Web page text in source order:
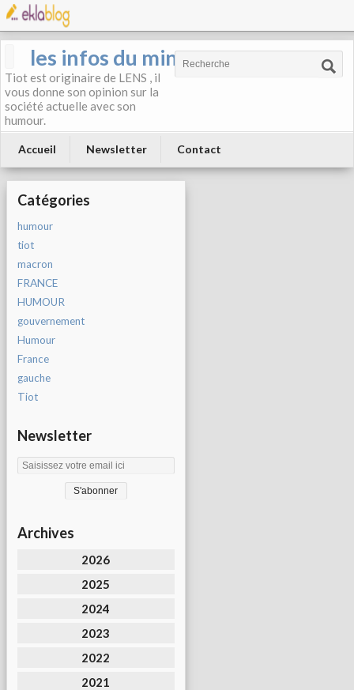
les infos du mineur
Tiot est originaire de LENS , il
vous donne son opinion sur la
société actuelle avec son
humour.
Accueil Newsletter Contact
Catégories
humour
tiot
macron
FRANCE
HUMOUR
gouvernement
Humour
France
gauche
Tiot
Newsletter
Archives
2026
2025
2024
2023
2022
2021